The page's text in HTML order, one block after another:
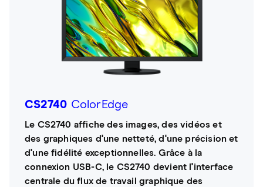
CS2740 ColorEdge
Le CS2740 affiche des images, des vidéos et
des graphiques d'une netteté, d'une précision et
d'une fidélité exceptionnelles. Grâce à la
connexion USB-C, le CS2740 devient l'interface
centrale du flux de travail graphique des